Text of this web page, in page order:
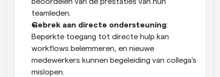
teamleden.
Gebrek aan directe ondersteuning:
Beperkte toegang tot directe hulp kan
workflows belemmeren, en nieuwe
medewerkers kunnen begeleiding van collega's
mislopen.